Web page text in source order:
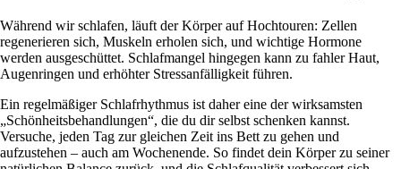
Während wir schlafen, läuft der Körper auf Hochtouren: Zellen
regenerieren sich, Muskeln erholen sich, und wichtige Hormone
werden ausgeschüttet. Schlafmangel hingegen kann zu fahler Haut,
Augenringen und erhöhter Stressanfälligkeit führen.
Ein regelmäßiger Schlafrhythmus ist daher eine der wirksamsten
„Schönheitsbehandlungen“, die du dir selbst schenken kannst.
Versuche, jeden Tag zur gleichen Zeit ins Bett zu gehen und
aufzustehen – auch am Wochenende. So findet dein Körper zu seiner